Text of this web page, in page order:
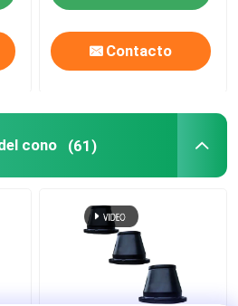
Contacto
cono (61)